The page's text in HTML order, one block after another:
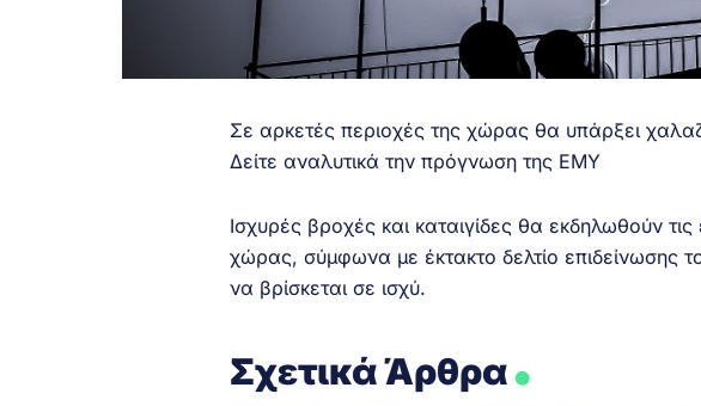
Σε αρκετές περιοχές της χώρας θα υπάρξει
Δείτε αναλυτικά την πρόγνωση της ΕΜΥ
Ισχυρές βροχές και καταιγίδες θα εκδηλωθούν
χώρας, σύμφωνα με έκτακτο δελτίο επιδείνωσης
να βρίσκεται σε ισχύ.
Σχετικά Άρθρα.